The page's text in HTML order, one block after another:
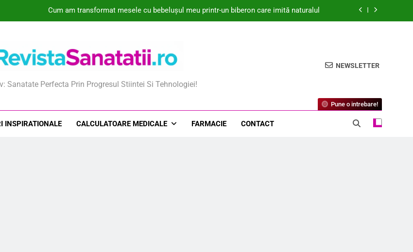
Cum am transformat mesele cu bebelușul meu printr-un biberon care imită naturalul
în Genomică și Inteligență Artificială Identifică un Candidat de Medicament Modificator al Bolii
Sanatatii
Sanatate Perfecta Prin Progresul Stiintei Si Tehnologiei!
NEWSLETTER
INSPIRATIONALE CALCULATOARE MEDICALE FARMACIE CONTACT
Pune o intrebare!